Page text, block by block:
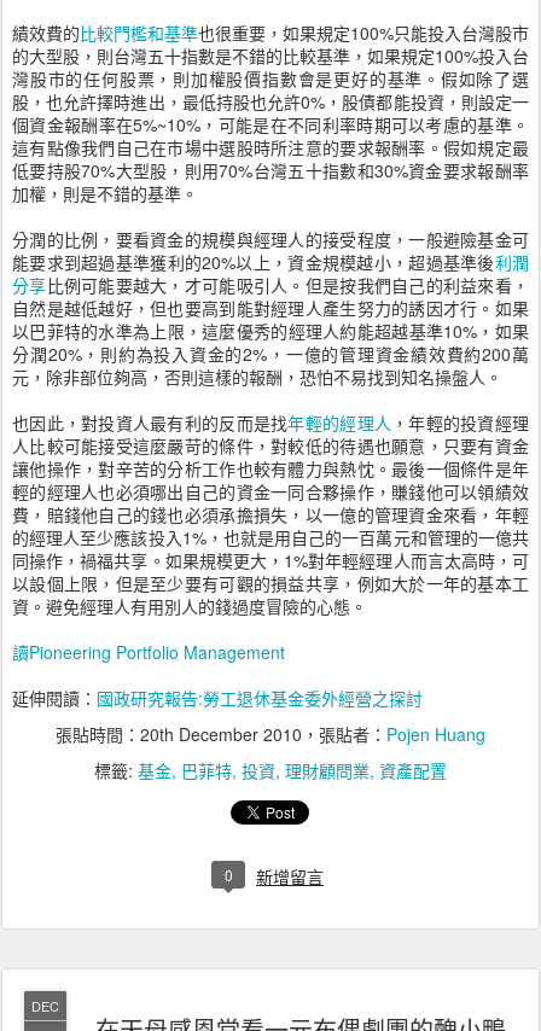
績效費的比較門檻和基準也很重要，如果規定100%只能投入台灣股市
的大型股，則台灣五十指數是不錯的比較基準，如果規定100%投入台
灣股市的任何股票，則加權股價指數會是更好的基準。假如除了選
股，也允許擇時進出，最低持股也允許0%，股債都能投資，則設定一
個資金報酬率在5%~10%，可能是在不同利率時期可以考慮的基準。
這有點像我們自己在市場中選股時所注意的要求報酬率。假如規定最
低要持股70%大型股，則用70%台灣五十指數和30%資金要求報酬率
加權，則是不錯的基準。
分潤的比例，要看資金的規模與經理人的接受程度，一般避險基金可
能要求到超過基準獲利的20%以上，資金規模越小，超過基準後利潤
分享比例可能要越大，才可能吸引人。但是按我們自己的利益來看，
自然是越低越好，但也要高到能對經理人產生努力的誘因才行。如果
以巴菲特的水準為上限，這麼優秀的經理人約能超越基準10%，如果
分潤20%，則約為投入資金的2%，一億的管理資金績效費約200萬
元，除非部位夠高，否則這樣的報酬，恐怕不易找到知名操盤人。
也因此，對投資人最有利的反而是找年輕的經理人 ，年輕的投資經理
人比較可能接受這麼嚴苛的條件，對較低的待遇也願意，只要有資金
讓他操作，對辛苦的分析工作也較有體力與熱忱。最後一個條件是年
輕的經理人也必須哪出自己的資金一同合夥操作，賺錢他可以領績效
費，賠錢他自己的錢也必須承擔損失，以一億的管理資金來看，年輕
的經理人至少應該投入1%，也就是用自己的一百萬元和管理的一億共
同操作，禍福共享。如果規模更大，1%對年輕經理人而言太高時，可
以設個上限，但是至少要有可觀的損益共享，例如大於一年的基本工
資。避免經理人有用別人的錢過度冒險的心態。
讀Pioneering Portfolio Management
延伸閱讀： 國政研究報告:勞工退休基金委外經營之探討
張貼時間： 20th December 2010 ，張貼者： Pojen Huang
標籤: 基金 巴菲特 投資 理財顧問業 資產配置
0 新增留言
DEC